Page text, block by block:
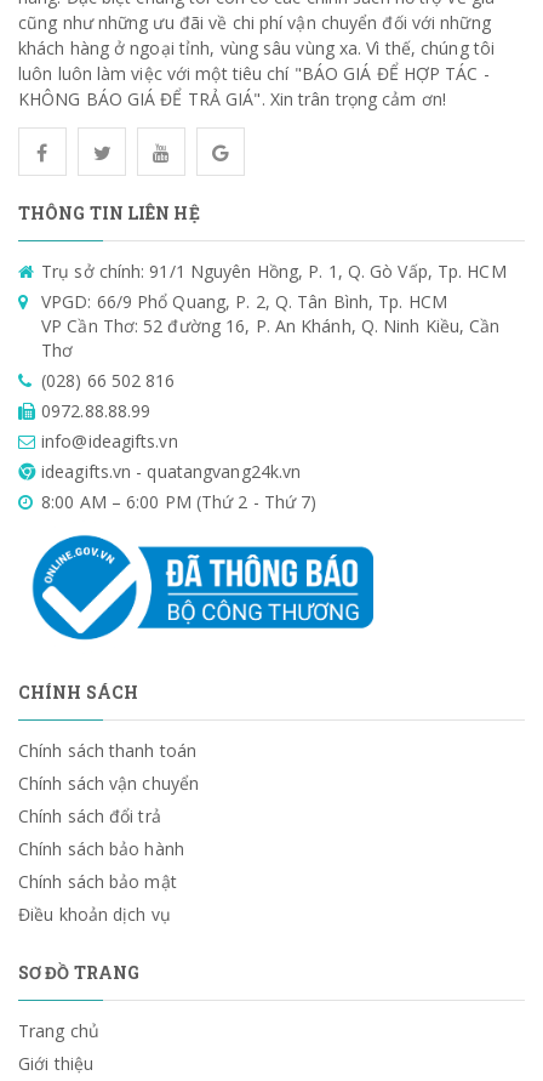
cũng như những ưu đãi về chi phí vận chuyển đối với những
khách hàng ở ngoại tỉnh, vùng sâu vùng xa. Vì thế, chúng tôi
luôn luôn làm việc với một tiêu chí "BÁO GIÁ ĐỂ HỢP TÁC -
KHÔNG BÁO GIÁ ĐỂ TRẢ GIÁ". Xin trân trọng cảm ơn!
THÔNG TIN LIÊN HỆ
Trụ sở chính: 91/1 Nguyên Hồng, P. 1, Q. Gò Vấp, Tp. HCM
VPGD: 66/9 Phổ Quang, P. 2, Q. Tân Bình, Tp. HCM
VP Cần Thơ: 52 đường 16, P. An Khánh, Q. Ninh Kiều, Cần
Thơ
(028) 66 502 816
0972.88.88.99
info@ideagifts.vn
ideagifts.vn - quatangvang24k.vn
8:00 AM – 6:00 PM (Thứ 2 - Thứ 7)
CHÍNH SÁCH
Chính sách thanh toán
Chính sách vận chuyển
Chính sách đổi trả
Chính sách bảo hành
Chính sách bảo mật
Điều khoản dịch vụ
SƠ ĐỒ TRANG
Trang chủ
Giới thiệu